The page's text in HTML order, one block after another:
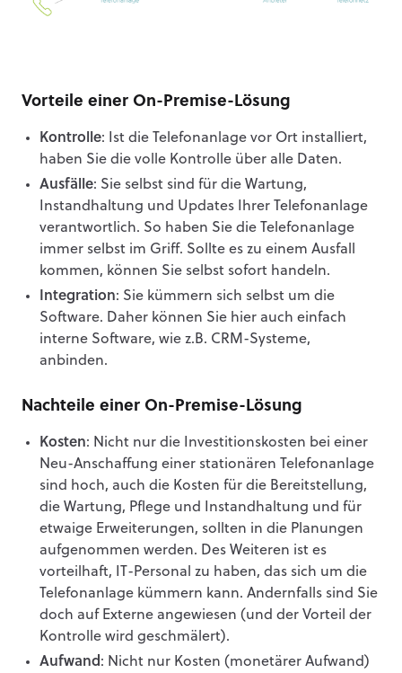
Vorteile einer On-Premise-Lösung
Kontrolle: Ist die Telefonanlage vor Ort installiert,
haben Sie die volle Kontrolle über alle Daten.
Ausfälle: Sie selbst sind für die Wartung,
Instandhaltung und Updates Ihrer Telefonanlage
verantwortlich. So haben Sie die Telefonanlage
immer selbst im Griff. Sollte es zu einem Ausfall
kommen, können Sie selbst sofort handeln.
Integration: Sie kümmern sich selbst um die
Software. Daher können Sie hier auch einfach
interne Software, wie z.B. CRM-Systeme,
anbinden.
Nachteile einer On-Premise-Lösung
Kosten: Nicht nur die Investitionskosten bei einer
Neu-Anschaffung einer stationären Telefonanlage
sind hoch, auch die Kosten für die Bereitstellung,
die Wartung, Pflege und Instandhaltung und für
etwaige Erweiterungen, sollten in die Planungen
aufgenommen werden. Des Weiteren ist es
vorteilhaft, IT-Personal zu haben, das sich um die
Telefonanlage kümmern kann. Andernfalls sind Sie
doch auf Externe angewiesen (und der Vorteil der
Kontrolle wird geschmälert).
Aufwand: Nicht nur Kosten (monetärer Aufwand)